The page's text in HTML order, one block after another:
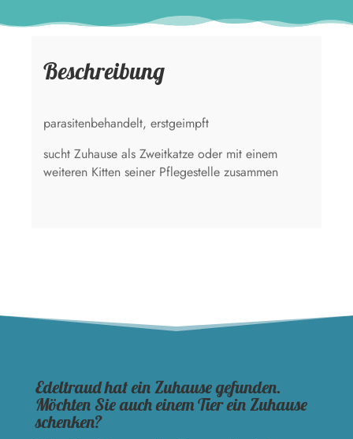
Beschreibung
parasitenbehandelt, erstgeimpft
sucht Zuhause als Zweitkatze oder mit einem
weiteren Kitten seiner Pflegestelle zusammen
Edeltraud hat ein Zuhause gefunden.
Möchten Sie auch einem Tier ein Zuhause
schenken?